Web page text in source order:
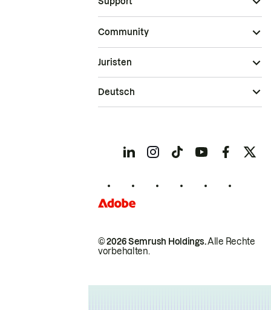
Community
© 2026 Semrush Holdings.Alle Rechte
vorbehalten.
Juristen
Deutsch